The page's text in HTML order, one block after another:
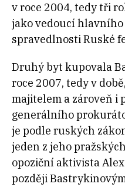
v roce 2004, tedy tři
jako vedoucí
spravedlnosti Ruské
Druhý byt kupovala
roce 2007, tedy v
majitelem a zároveň i
generálního
je podle ruských
jeden z jeho
opoziční aktivista
později